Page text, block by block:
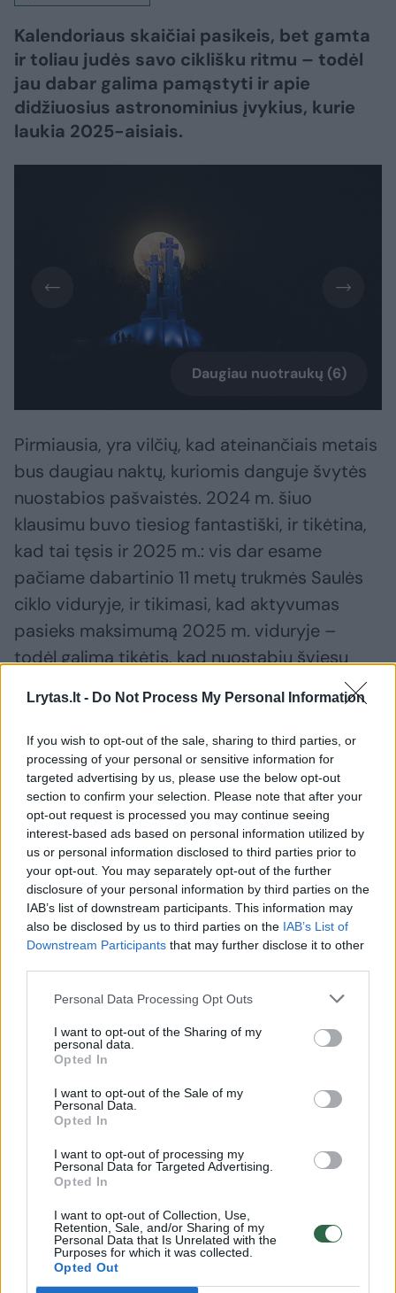
Lrytas.lt - Do Not Process My Personal Information
If you wish to opt-out of the sale, sharing to third parties, or
processing of your personal or sensitive information for
targeted advertising by us, please use the below opt-out
section to confirm your selection. Please note that after your
opt-out request is processed you may continue seeing
interest-based ads based on personal information utilized by
us or personal information disclosed to third parties prior to
your opt-out. You may separately opt-out of the further
disclosure of your personal information by third parties on the
IAB’s list of downstream participants. This information may
also be disclosed by us to third parties on the IAB’s List of
Downstream Participants that may further disclose it to other
Personal Data Processing Opt Outs
I want to opt-out of the Sharing of my
personal data.
Opted In
I want to opt-out of the Sale of my
Personal Data.
Opted In
I want to opt-out of processing my
Personal Data for Targeted Advertising.
Opted In
I want to opt-out of Collection, Use,
Retention, Sale, and/or Sharing of my
Personal Data that Is Unrelated with the
Purposes for which it was collected.
Opted Out
Kalendoriaus skaičiai pasikeis, bet gamta
ir toliau judės savo ciklišku ritmu – todėl
jau dabar galima pamąstyti ir apie
didžiuosius astronominius įvykius, kurie
laukia 2025-aisiais.
Daugiau nuotraukų (6)
Pirmiausia, yra vilčių, kad ateinančiais metais
bus daugiau naktų, kuriomis danguje švytės
nuostabios pašvaistės. 2024 m. šiuo
klausimu buvo tiesiog fantastiški, ir tikėtina,
kad tai tęsis ir 2025 m.: vis dar esame
pačiame dabartinio 11 metų trukmės Saulės
ciklo viduryje, ir tikimasi, kad aktyvumas
pasieks maksimumą 2025 m. viduryje –
todėl galima tikėtis, kad nuostabių šviesų
Taip pat 2025 m. metais netrūks meteorų
liūčių: kaip ir kiekvienais metais, gausiausi
bus perseidai – tik per patį jų piką rugpjūčio
12 d. juos šiek tiek nustelbs Mėnulio šviesa –
ir geminidai, gruodį (pikas gruodžio 12–13 d.),
bet pačių liūčių mūsų pusrutulyje bus ir
daugiau – pavyzdžiui, sausio 2–3 d. piką
pasieksiantys kvadrantidai, žadantys iki 120
meteorų per valandą.
Be abejo, bus ir ne tokių gausių meteorų
liūčių: lyridai (piko metu balandžio 21–22 d.
iki 20 per valandą) , eta akvaridai (piko metu
gegužės 3–4 d. mūsų pusrutulyje iki 30 per
valandą), delta akvaridai (piko metu liepos
28–29 d. iki 20 per valandą), drakonidai
(piko metu spalio 8–9 d. iki 10 per valandą) ir
per valandą).